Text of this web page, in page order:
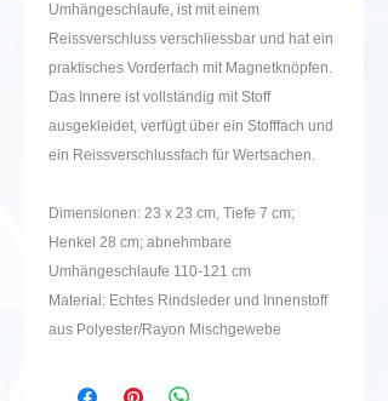
Umhängeschlaufe, ist mit einem
Reissverschluss verschliessbar und hat ein
praktisches Vorderfach mit Magnetknöpfen.
Das Innere ist vollständig mit Stoff
ausgekleidet, verfügt über ein Stofffach und
ein Reissverschlussfach für Wertsachen.
Dimensionen: 23 x 23 cm, Tiefe 7 cm;
Henkel 28 cm; abnehmbare
Umhängeschlaufe 110-121 cm
Material: Echtes Rindsleder und Innenstoff
aus Polyester/Rayon Mischgewebe